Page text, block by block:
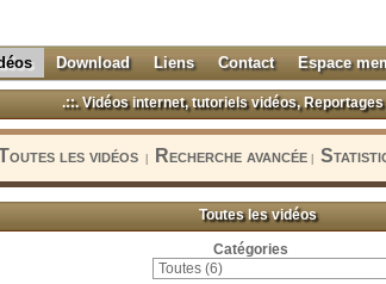
Download Liens Contact Espace
.::. Vidéos internet, tutoriels vidéos,
les vidéos Recherche avancée|
Toutes les vidéos
Catégories